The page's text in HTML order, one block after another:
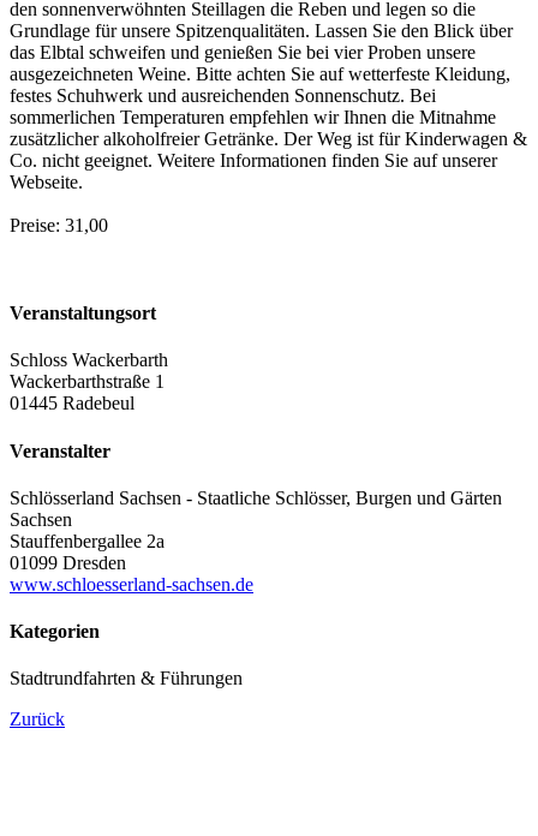
den sonnenverwöhnten Steillagen die Reben und legen so die
Grundlage für unsere Spitzenqualitäten. Lassen Sie den Blick über
das Elbtal schweifen und genießen Sie bei vier Proben unsere
ausgezeichneten Weine. Bitte achten Sie auf wetterfeste Kleidung,
festes Schuhwerk und ausreichenden Sonnenschutz. Bei
sommerlichen Temperaturen empfehlen wir Ihnen die Mitnahme
zusätzlicher alkoholfreier Getränke. Der Weg ist für Kinderwagen &
Co. nicht geeignet. Weitere Informationen finden Sie auf unserer
Webseite.
Preise: 31,00
Veranstaltungsort
Schloss Wackerbarth
Wackerbarthstraße 1
01445 Radebeul
Veranstalter
Schlösserland Sachsen - Staatliche Schlösser, Burgen und Gärten
Sachsen
Stauffenbergallee 2a
01099 Dresden
www.schloesserland-sachsen.de
Kategorien
Stadtrundfahrten & Führungen
Zurück